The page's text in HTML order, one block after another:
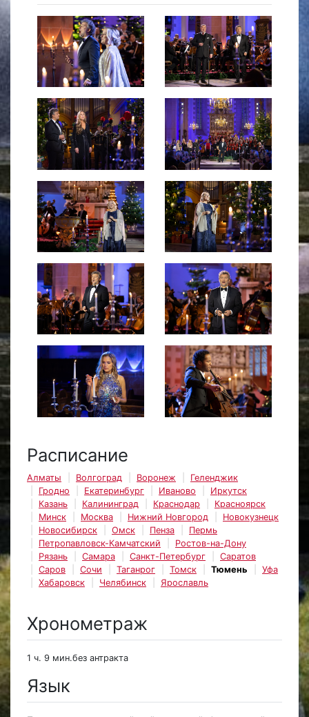
Расписание
Алматы Волгоград Воронеж
Геленджик
Гродно
Екатеринбург Иваново
Иркутск
Казань
Калининград Краснодар
Красноярск
Минск
Москва Нижний Новгород
Новокузнецк
Новосибирск
Омск Пенза
Пермь
Петропавловск-Камчатский
Ростов-на-Дону
Рязань
Самара Санкт-Петербург
Саратов
Саров
Сочи Таганрог Томск Тюмень
Уфа
Хабаровск
Челябинск Ярославль
Хронометраж
1 ч. 9 мин.без антракта
Язык